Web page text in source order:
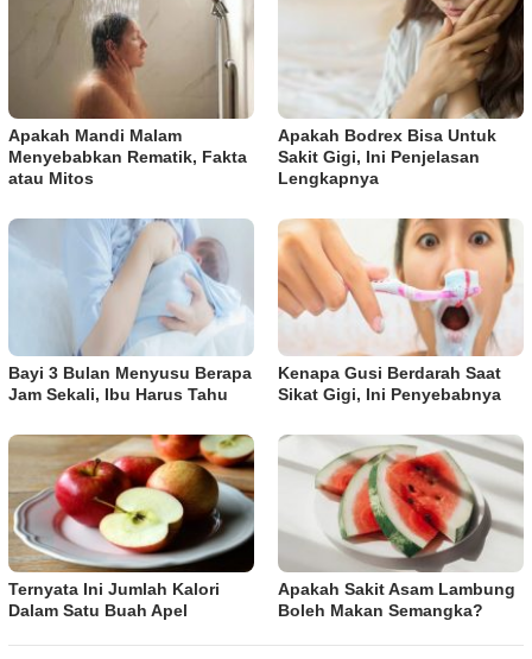
Apakah Mandi Malam
Menyebabkan Rematik, Fakta
atau Mitos
Apakah Bodrex Bisa Untuk
Sakit Gigi, Ini Penjelasan
Lengkapnya
Bayi 3 Bulan Menyusu Berapa
Jam Sekali, Ibu Harus Tahu
Kenapa Gusi Berdarah Saat
Sikat Gigi, Ini Penyebabnya
Ternyata Ini Jumlah Kalori
Dalam Satu Buah Apel
Apakah Sakit Asam Lambung
Boleh Makan Semangka?